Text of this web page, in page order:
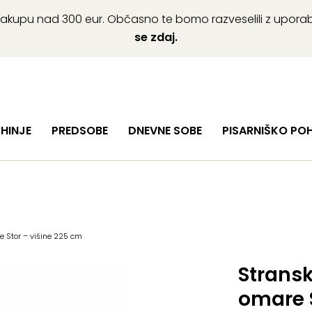
nad 300 eur. Občasno te bomo razveselili z
se zdaj.
PREDSOBE DNEVNE SOBE PISARNIŠKO
Stor – višine 225 cm
omare